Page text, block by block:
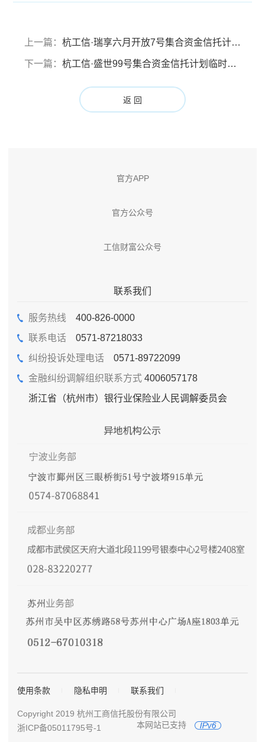
上一篇： 杭工信·瑞享六月开放7号集合资金信托计划设置临时开放认购日的公告（2025年5月6日）
下一篇： 杭工信·盛世99号集合资金信托计划临时信息披露报告（20250429）
返 回
官方APP
官方公众号
工信财富公众号
联系我们
服务热线 400-826-0000
联系电话0571-87218033
纠纷投诉处理电话0571-89722099
金融纠纷调解组织联系方式4006057178
浙江省（杭州市）银行业保险业人民调解委员会
使用条款 隐私申明 联系我们
Copyright 2019 杭州工商信托股份有限公司
浙ICP备05011795号-1
本网站已支持